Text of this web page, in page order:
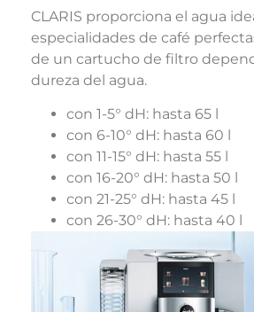
CLARIS proporciona el agua
especialidades de café
de un cartucho de filtro
dureza del agua.
con 1-5° dH: hasta 65 l
con 6-10° dH: hasta 60 l
con 11-15° dH: hasta 55 l
con 16-20° dH: hasta 50 l
con 21-25° dH: hasta 45 l
con 26-30° dH: hasta 40 l